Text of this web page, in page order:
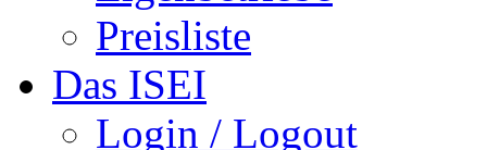
Preisliste
Das ISEI
Login / Logout